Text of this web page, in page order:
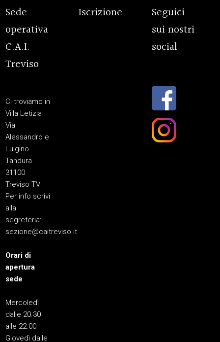
Sede
operativa
C.A.I.
Treviso
Ci troviamo in
Villa Letizia
Via
Alessandro e
Luigino
Tandura
31100
Treviso TV
Per info scrivi
alla
segreteria:
sezione@caitreviso.it
Orari di
apertura
sede
Mercoledì
dalle 20.30
alle 22.00
Giovedì dalle
Iscrizione
Seguici
sui nostri
social